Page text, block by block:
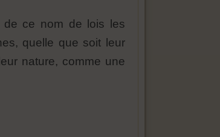
de ce nom de lois les
quelle que soit leur
nature, comme une